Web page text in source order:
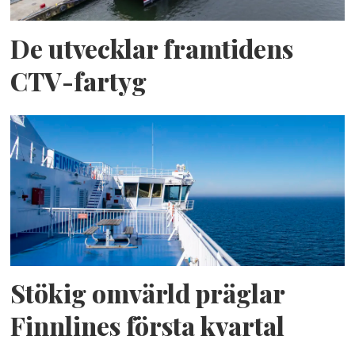
De utvecklar framtidens
CTV-fartyg
Stökig omvärld präglar
Finnlines första kvartal